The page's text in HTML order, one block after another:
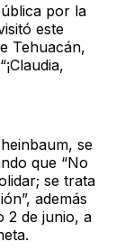
por la
este
Tehuacán,
se
que “No
se trata
además
2 de junio, a